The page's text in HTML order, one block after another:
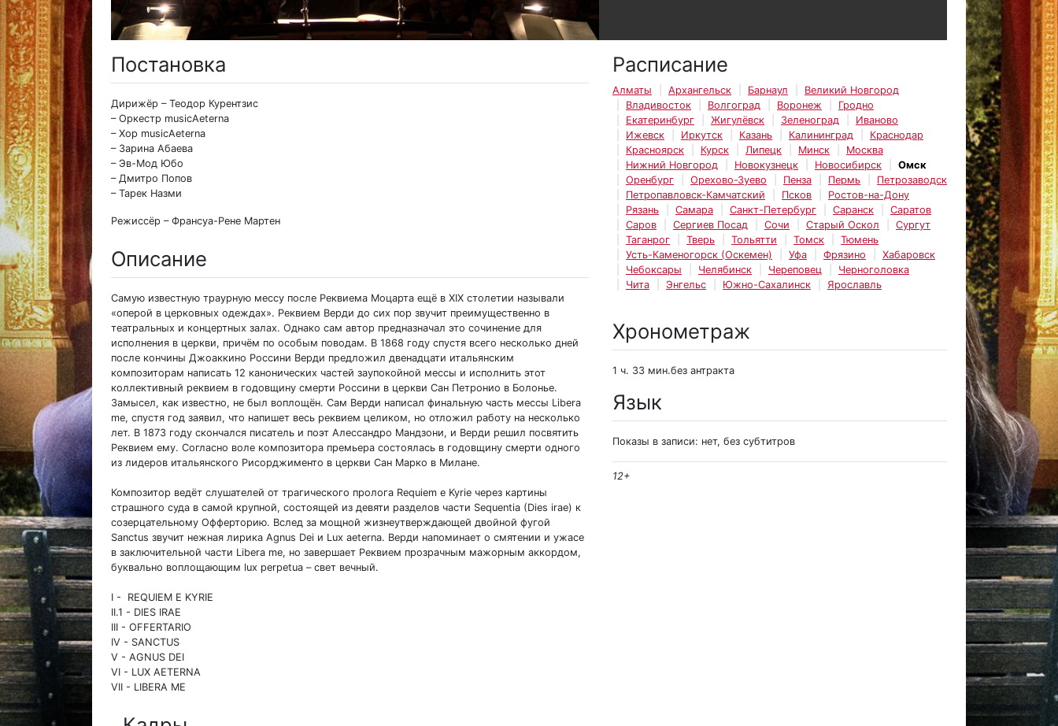
Постановка
Дирижёр – Теодор Курентзис
– Оркестр musicAeterna
– Хор musicAeterna
– Зарина Абаева
– Эв-Мод Юбо
– Дмитро Попов
– Тарек Назми
Режиссёр – Франсуа-Рене Мартен
Описание
Самую известную траурную мессу после Реквиема Моцарта ещё в XIX столетии называли
«оперой в церковных одеждах». Реквием Верди до сих пор звучит преимущественно в
театральных и концертных залах. Однако сам автор предназначал это сочинение для
исполнения в церкви, причём по особым поводам. В 1868 году спустя всего несколько дней
после кончины Джоаккино Россини Верди предложил двенадцати итальянским
композиторам написать 12 канонических частей заупокойной мессы и исполнить этот
коллективный реквием в годовщину смерти Россини в церкви Сан Петронио в Болонье.
Замысел, как известно, не был воплощён. Сам Верди написал финальную часть мессы Libera
me, спустя год заявил, что напишет весь реквием целиком, но отложил работу на несколько
лет. В 1873 году скончался писатель и поэт Алессандро Мандзони, и Верди решил посвятить
Реквием ему. Согласно воле композитора премьера состоялась в годовщину смерти одного
из лидеров итальянского Рисорджименто в церкви Сан Марко в Милане.
Композитор ведёт слушателей от трагического пролога Requiem е Kyrie через картины
страшного суда в самой крупной, состоящей из девяти разделов части Sequentia (Dies irae) к
созерцательному Офферторию. Вслед за мощной жизнеутверждающей двойной фугой
Sanctus звучит нежная лирика Agnus Dei и Lux aeterna. Верди напоминает о смятении и ужасе
в заключительной части Libera me, но завершает Реквием прозрачным мажорным аккордом,
буквально воплощающим lux perpetua – свет вечный.
I - REQUIEM E KYRIE
II.1 - DIES IRAE
III - OFFERTARIO
IV - SANCTUS
V - AGNUS DEI
VI - LUX AETERNA
VII - LIBERA ME
Расписание
Алматы Архангельск Барнаул
Великий Новгород
Владивосток
Волгоград Воронеж
Гродно
Екатеринбург
Жигулёвск Зеленоград
Иваново
Ижевск
Иркутск Казань Калининград
Краснодар
Красноярск
Курск Липецк Минск
Москва
Нижний Новгород
Новокузнецк Новосибирск
Омск
Оренбург
Орехово-Зуево Пенза Пермь
Петрозаводск
Петропавловск-Камчатский
Псков
Ростов-на-Дону
Рязань
Самара Санкт-Петербург Саранск
Саратов
Саров
Сергиев Посад Сочи Старый Оскол
Сургут
Таганрог
Тверь Тольятти Томск
Тюмень
Усть-Каменогорск (Оскемен)
Уфа Фрязино
Хабаровск
Чебоксары
Челябинск Череповец
Черноголовка
Чита
Энгельс Южно-Сахалинск Ярославль
Хронометраж
1 ч. 33 мин.без антракта
Язык
Показы в записи: нет, без субтитров
12+